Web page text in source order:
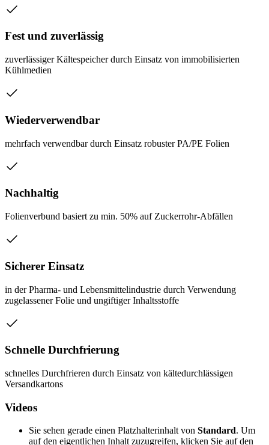
Fest und zuverlässig
zuverlässiger Kältespeicher durch Einsatz von immobilisierten
Kühlmedien
Wiederverwendbar
mehrfach verwendbar durch Einsatz robuster PA/PE Folien
Nachhaltig
Folienverbund basiert zu min. 50% auf Zuckerrohr-Abfällen
Sicherer Einsatz
in der Pharma- und Lebensmittelindustrie durch Verwendung
zugelassener Folie und ungiftiger Inhaltsstoffe
Schnelle Durchfrierung
schnelles Durchfrieren durch Einsatz von kältedurchlässigen
Versandkartons
Videos
Sie sehen gerade einen Platzhalterinhalt von Standard. Um
auf den eigentlichen Inhalt zuzugreifen, klicken Sie auf den